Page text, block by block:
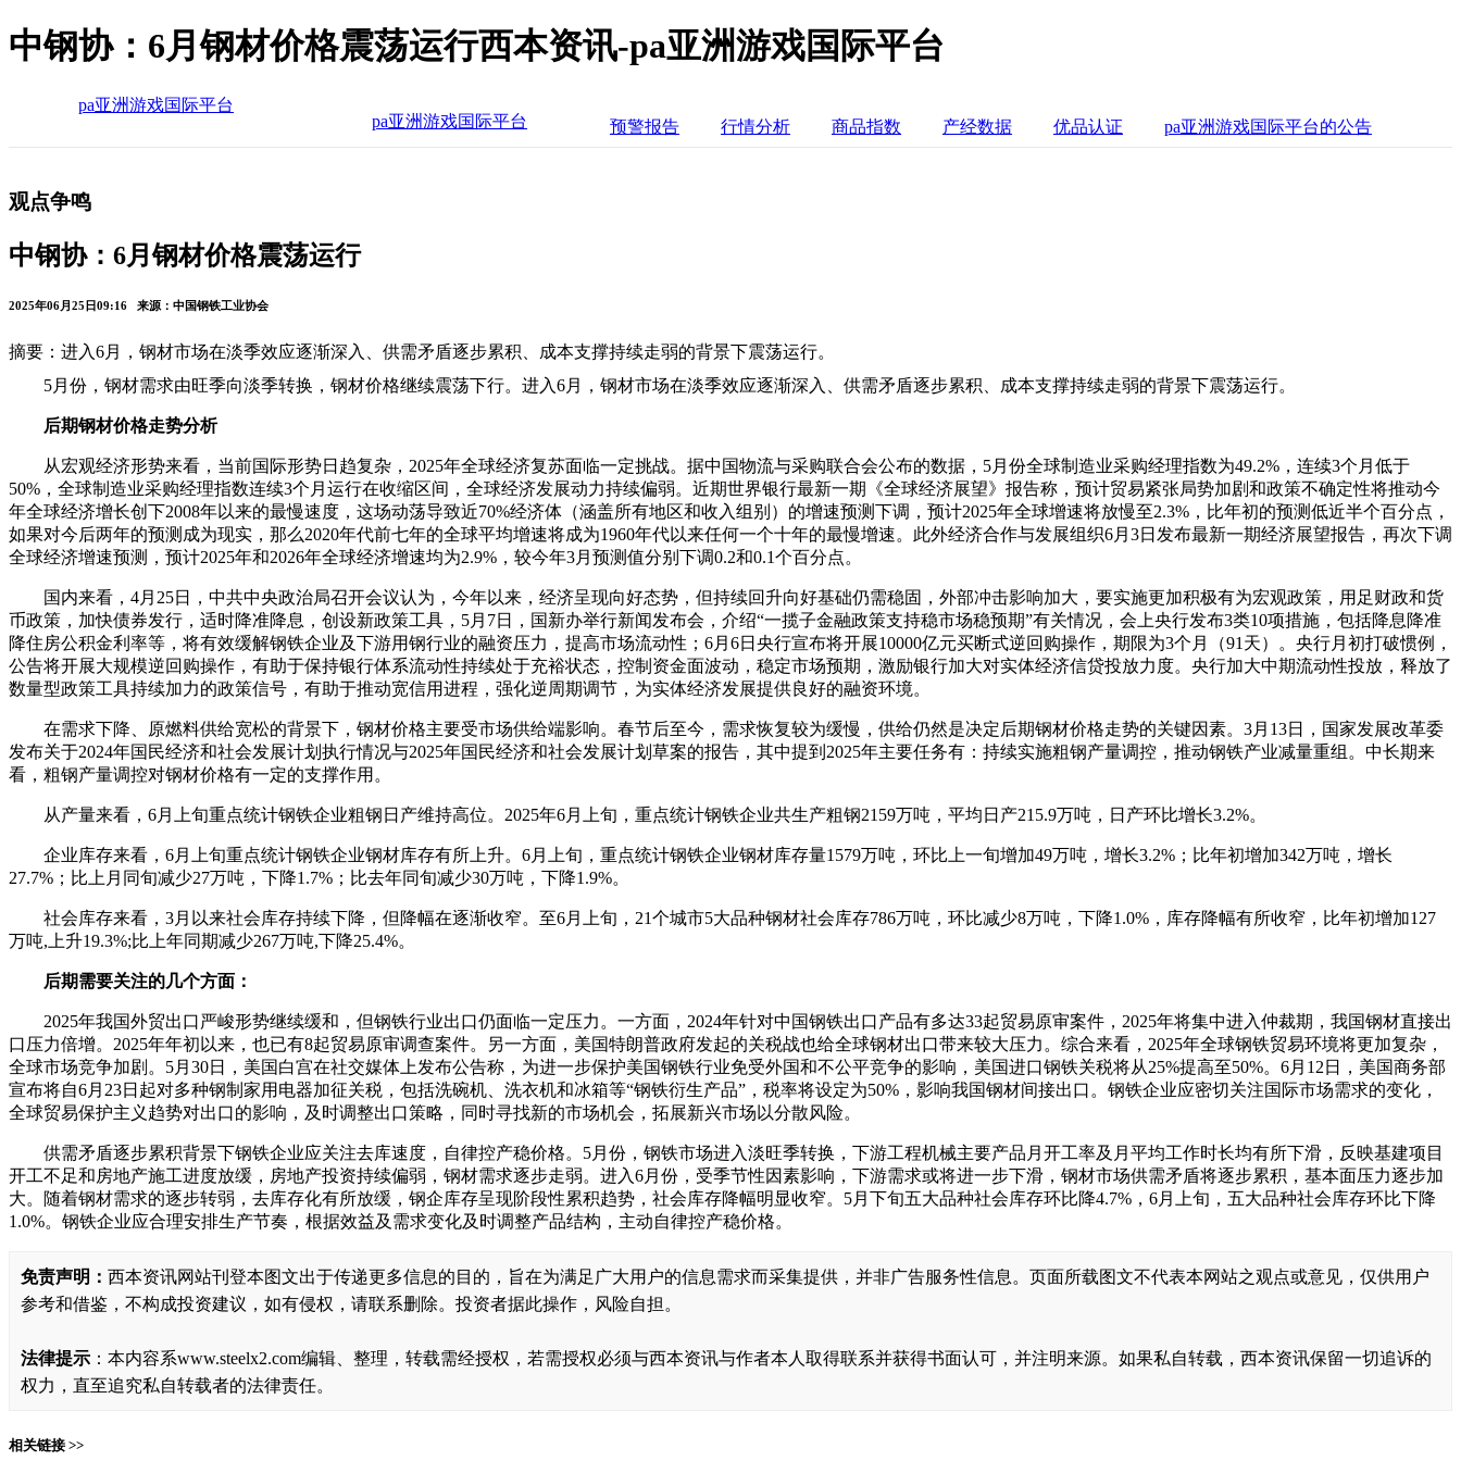
中钢协：6月钢材价格震荡运行西本资讯-pa亚洲游戏国际平台
pa亚洲游戏国际平台
pa亚洲游戏国际平台
预警报告 行情分析 商品指数 产经数据 优品认证 pa亚洲游戏国际平台的公告
观点争鸣
中钢协：6月钢材价格震荡运行
2025年06月25日09:16 来源：中国钢铁工业协会
摘要：进入6月，钢材市场在淡季效应逐渐深入、供需矛盾逐步累积、成本支撑持续走弱的背景下震荡运行。
5月份，钢材需求由旺季向淡季转换，钢材价格继续震荡下行。进入6月，钢材市场在淡季效应逐渐深入、供需矛盾逐步累积、成本支撑持续走弱的背景下震荡运行。
后期钢材价格走势分析
从宏观经济形势来看，当前国际形势日趋复杂，2025年全球经济复苏面临一定挑战。据中国物流与采购联合会公布的数据，5月份全球制造业采购经理指数为49.2%，连续3个月低于
50%，全球制造业采购经理指数连续3个月运行在收缩区间，全球经济发展动力持续偏弱。近期世界银行最新一期《全球经济展望》报告称，预计贸易紧张局势加剧和政策不确定性将推动今
年全球经济增长创下2008年以来的最慢速度，这场动荡导致近70%经济体（涵盖所有地区和收入组别）的增速预测下调，预计2025年全球增速将放慢至2.3%，比年初的预测低近半个百分点，
如果对今后两年的预测成为现实，那么2020年代前七年的全球平均增速将成为1960年代以来任何一个十年的最慢增速。此外经济合作与发展组织6月3日发布最新一期经济展望报告，再次下调
全球经济增速预测，预计2025年和2026年全球经济增速均为2.9%，较今年3月预测值分别下调0.2和0.1个百分点。
国内来看，4月25日，中共中央政治局召开会议认为，今年以来，经济呈现向好态势，但持续回升向好基础仍需稳固，外部冲击影响加大，要实施更加积极有为宏观政策，用足财政和货
币政策，加快债券发行，适时降准降息，创设新政策工具，5月7日，国新办举行新闻发布会，介绍“一揽子金融政策支持稳市场稳预期”有关情况，会上央行发布3类10项措施，包括降息降准
降住房公积金利率等，将有效缓解钢铁企业及下游用钢行业的融资压力，提高市场流动性；6月6日央行宣布将开展10000亿元买断式逆回购操作，期限为3个月（91天）。央行月初打破惯例，
公告将开展大规模逆回购操作，有助于保持银行体系流动性持续处于充裕状态，控制资金面波动，稳定市场预期，激励银行加大对实体经济信贷投放力度。央行加大中期流动性投放，释放了
数量型政策工具持续加力的政策信号，有助于推动宽信用进程，强化逆周期调节，为实体经济发展提供良好的融资环境。
在需求下降、原燃料供给宽松的背景下，钢材价格主要受市场供给端影响。春节后至今，需求恢复较为缓慢，供给仍然是决定后期钢材价格走势的关键因素。3月13日，国家发展改革委
发布关于2024年国民经济和社会发展计划执行情况与2025年国民经济和社会发展计划草案的报告，其中提到2025年主要任务有：持续实施粗钢产量调控，推动钢铁产业减量重组。中长期来
看，粗钢产量调控对钢材价格有一定的支撑作用。
从产量来看，6月上旬重点统计钢铁企业粗钢日产维持高位。2025年6月上旬，重点统计钢铁企业共生产粗钢2159万吨，平均日产215.9万吨，日产环比增长3.2%。
企业库存来看，6月上旬重点统计钢铁企业钢材库存有所上升。6月上旬，重点统计钢铁企业钢材库存量1579万吨，环比上一旬增加49万吨，增长3.2%；比年初增加342万吨，增长
27.7%；比上月同旬减少27万吨，下降1.7%；比去年同旬减少30万吨，下降1.9%。
社会库存来看，3月以来社会库存持续下降，但降幅在逐渐收窄。至6月上旬，21个城市5大品种钢材社会库存786万吨，环比减少8万吨，下降1.0%，库存降幅有所收窄，比年初增加127
万吨,上升19.3%;比上年同期减少267万吨,下降25.4%。
后期需要关注的几个方面：
2025年我国外贸出口严峻形势继续缓和，但钢铁行业出口仍面临一定压力。一方面，2024年针对中国钢铁出口产品有多达33起贸易原审案件，2025年将集中进入仲裁期，我国钢材直接出
口压力倍增。2025年年初以来，也已有8起贸易原审调查案件。另一方面，美国特朗普政府发起的关税战也给全球钢材出口带来较大压力。综合来看，2025年全球钢铁贸易环境将更加复杂，
全球市场竞争加剧。5月30日，美国白宫在社交媒体上发布公告称，为进一步保护美国钢铁行业免受外国和不公平竞争的影响，美国进口钢铁关税将从25%提高至50%。6月12日，美国商务部
宣布将自6月23日起对多种钢制家用电器加征关税，包括洗碗机、洗衣机和冰箱等“钢铁衍生产品”，税率将设定为50%，影响我国钢材间接出口。钢铁企业应密切关注国际市场需求的变化，
全球贸易保护主义趋势对出口的影响，及时调整出口策略，同时寻找新的市场机会，拓展新兴市场以分散风险。
供需矛盾逐步累积背景下钢铁企业应关注去库速度，自律控产稳价格。5月份，钢铁市场进入淡旺季转换，下游工程机械主要产品月开工率及月平均工作时长均有所下滑，反映基建项目
开工不足和房地产施工进度放缓，房地产投资持续偏弱，钢材需求逐步走弱。进入6月份，受季节性因素影响，下游需求或将进一步下滑，钢材市场供需矛盾将逐步累积，基本面压力逐步加
大。随着钢材需求的逐步转弱，去库存化有所放缓，钢企库存呈现阶段性累积趋势，社会库存降幅明显收窄。5月下旬五大品种社会库存环比降4.7%，6月上旬，五大品种社会库存环比下降
1.0%。钢铁企业应合理安排生产节奏，根据效益及需求变化及时调整产品结构，主动自律控产稳价格。
免责声明： 西本资讯网站刊登本图文出于传递更多信息的目的，旨在为满足广大用户的信息需求而采集提供，并非广告服务性信息。页面所载图文不代表本网站之观点或意见，仅供用户
参考和借鉴，不构成投资建议，如有侵权，请联系删除。投资者据此操作，风险自担。
法律提示 ：本内容系www.steelx2.com编辑、整理，转载需经授权，若需授权必须与西本资讯与作者本人取得联系并获得书面认可，并注明来源。如果私自转载，西本资讯保留一切追诉的
权力，直至追究私自转载者的法律责任。
相关链接 >>